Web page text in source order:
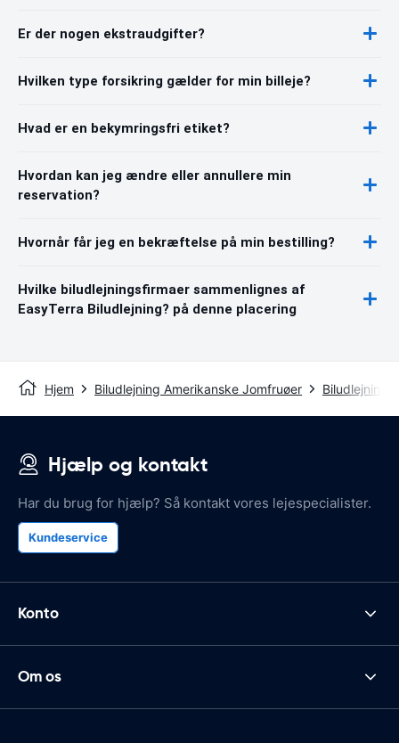
Er der nogen ekstraudgifter?
Hvilken type forsikring gælder for min billeje?
Hvad er en bekymringsfri etiket?
Hvordan kan jeg ændre eller annullere min
reservation?
Hvornår får jeg en bekræftelse på min bestilling?
Hvilke biludlejningsfirmaer sammenlignes af
EasyTerra Biludlejning? på denne placering
Hjem Biludlejning Amerikanske Jomfruøer Biludlejning
Hjælp og kontakt
Har du brug for hjælp? Så kontakt vores lejespecialister.
Kundeservice
Konto
Om os